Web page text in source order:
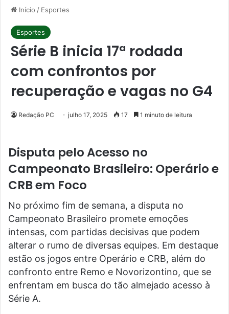
Início / Esportes
Esportes
Série B inicia 17ª rodada
com confrontos por
recuperação e vagas no G4
Redação PC julho 17, 2025 17 1 minuto de leitura
Disputa pelo Acesso no
Campeonato Brasileiro: Operário e
CRB em Foco
No próximo fim de semana, a disputa no
Campeonato Brasileiro promete emoções
intensas, com partidas decisivas que podem
alterar o rumo de diversas equipes. Em destaque
estão os jogos entre Operário e CRB, além do
confronto entre Remo e Novorizontino, que se
enfrentam em busca do tão almejado acesso à
Série A.